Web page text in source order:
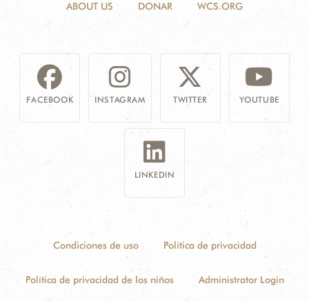
ABOUT US DONAR WCS.ORG
FACEBOOK INSTAGRAM TWITTER YOUTUBE
LINKEDIN
Condiciones de uso Política de privacidad
Política de privacidad de los niños Administrator Login